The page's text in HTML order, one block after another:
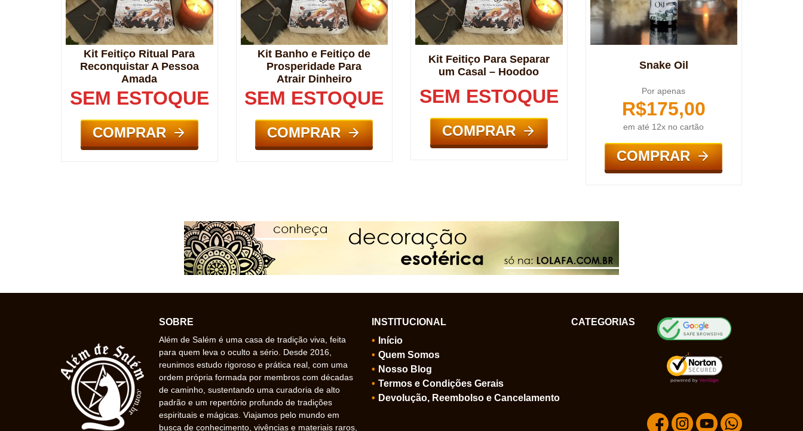
Kit Feitiço Ritual Para
Reconquistar A Pessoa
Amada
SEM ESTOQUE
COMPRAR
Kit Banho e Feitiço de
Prosperidade Para
Atrair Dinheiro
SEM ESTOQUE
COMPRAR
Kit Feitiço Para Separar
um Casal – Hoodoo
SEM ESTOQUE
COMPRAR
Snake Oil
Por apenas
R$175,00
em até 12x no cartão
COMPRAR
SOBRE
Além de Salém é uma casa de tradição viva, feita
para quem leva o oculto a sério. Desde 2016,
reunimos estudo rigoroso e prática real, com uma
ordem própria formada por membros com décadas
de caminho, sustentando uma curadoria de alto
padrão e um repertório profundo de tradições
espirituais e mágicas. Viajamos pelo mundo em
busca de conhecimento, vivências e materiais raros,
INSTITUCIONAL
Início
Quem Somos
Nosso Blog
Termos e Condições Gerais
Devolução, Reembolso e Cancelamento
CATEGORIAS